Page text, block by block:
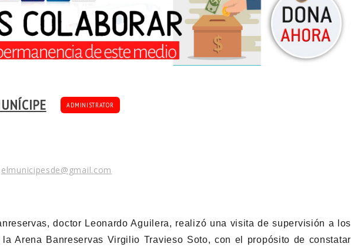
ADMINISTRATOR
elmunicipesde@gmail.com
doctor Leonardo Aguilera, realizó una visita de supervisión a los
Arena Banreservas Virgilio Travieso Soto, con el propósito de constatar